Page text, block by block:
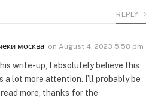
REPLY
москва on August 4, 2023 5:58 pm
write-up, I absolutely believe this
a lot more attention. I’ll probably be
more, thanks for the